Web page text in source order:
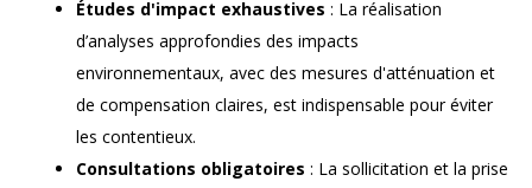
Études d'impact exhaustives : La réalisation
d’analyses approfondies des impacts
environnementaux, avec des mesures d'atténuation et
de compensation claires, est indispensable pour éviter
les contentieux.
Consultations obligatoires : La sollicitation et la prise